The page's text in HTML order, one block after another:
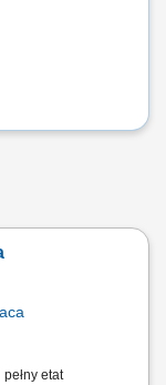
pełny etat